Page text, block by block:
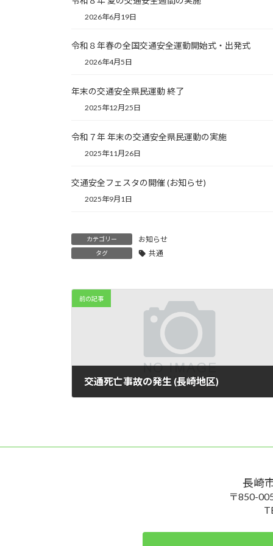
2026年6月19日
令和８年春の全国交通安全運動開始式・出発式
2026年4月5日
年末の交通安全県民運動 終了
2025年12月25日
令和７年 年末の交通安全県民運動の実施
2025年11月26日
交通安全フェスタの開催 (お知らせ)
2025年9月1日
カテゴリー お知らせ
タグ 共通
前の記事
交通死亡事故の発生 (長崎地区)
長崎
〒850-